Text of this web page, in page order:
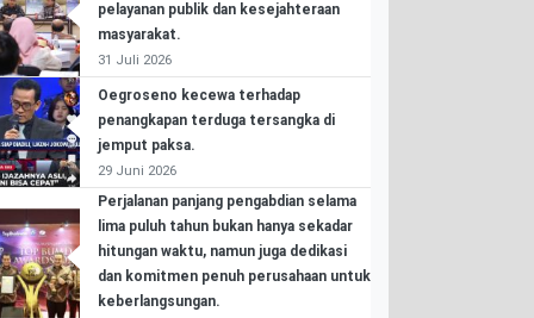
pelayanan publik dan kesejahteraan
masyarakat.
31 Juli 2026
Oegroseno kecewa terhadap
penangkapan terduga tersangka di
jemput paksa.
29 Juni 2026
Perjalanan panjang pengabdian selama
lima puluh tahun bukan hanya sekadar
hitungan waktu, namun juga dedikasi
dan komitmen penuh perusahaan untuk
keberlangsungan.